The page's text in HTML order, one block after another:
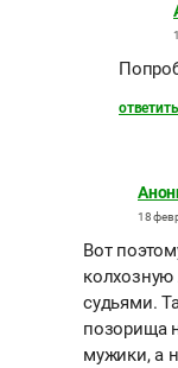
ответить
18
Вот
судьями.
позорища
мужики, а